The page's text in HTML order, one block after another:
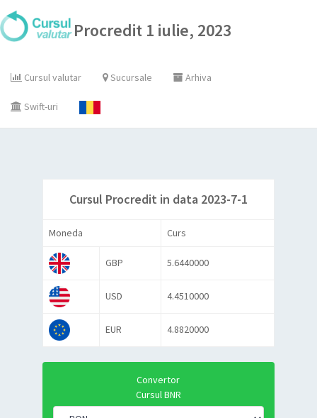
Procredit 1 iulie, 2023
Cursul valutar Sucursale Arhiva
Swift-uri
Cursul Procredit in data 2023-7-1
Moneda Curs
GBP 5.6440000
USD 4.4510000
EUR 4.8820000
Convertor
Cursul BNR